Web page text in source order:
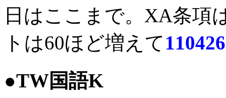
日はここまで。XA条項
トは60ほど増えて
●TW国語K